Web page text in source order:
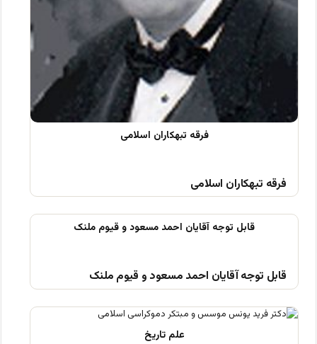
فرقه تبهکاران اسلامی
قابل توجه آقایان احمد مسعود و قیوم ملنک